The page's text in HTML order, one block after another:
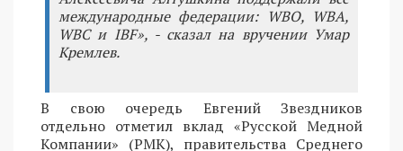
международные федерации: WBO, WBA,
WBC и IBF», - сказал на вручении Умар
Кремлев.
В свою очередь Евгений Звездников
отдельно отметил вклад «Русской Медной
Компании» (РМК), правительства Среднего